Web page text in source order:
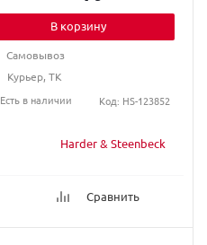
Harder & Steenbeck
Сравнить
В корзину
Самовывоз
Курьер, ТК
Есть в наличии
Код: HS-123852